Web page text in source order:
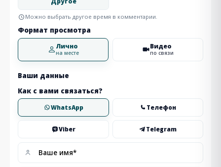
Можно выбрать другое время в комментарии.
Формат просмотра
Лично
на месте
Видео
по связи
Ваши данные
Как с вами связаться?
WhatsApp Телефон
Viber Telegram